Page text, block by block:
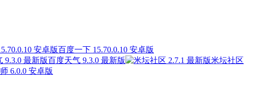
百度一下 15.70.0.10 安卓版
百度天气 9.3.0 最新版
米坛社区
6.0.0 安卓版